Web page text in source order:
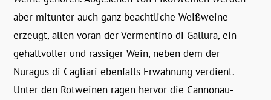
aber mitunter auch ganz beachtliche Weißweine
erzeugt, allen voran der Vermentino di Gallura, ein
gehaltvoller und rassiger Wein, neben dem der
Nuragus di Cagliari ebenfalls Erwähnung verdient.
Unter den Rotweinen ragen hervor die Cannonau-